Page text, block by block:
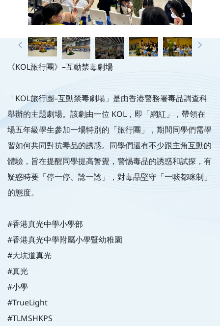
《KOL旅行團》–互動禁毒劇場
「KOL旅行團–互動禁毒劇場」是由香港警務署毒品調查科
舉辦的主題劇場。該劇由一位 KOL，即「網紅」，帶領在
場五年級學生參加一場特別的「旅行團」，期間同學們需學
習如何共同對抗毒品的誘惑。同學們還有不少跟主角互動的
體驗，旨在提醒同學提高警覺，警惕毒品的誘惑和試探，有
疑惑時要「停一停、諗一諗」，對毒品堅守「一啖都咪制」
的態度。
#香港真光中學小學部
#香港真光中學附屬小學暨幼稚園
#大坑道真光
#真光
#小學
#TrueLight
#TLMSHKPS